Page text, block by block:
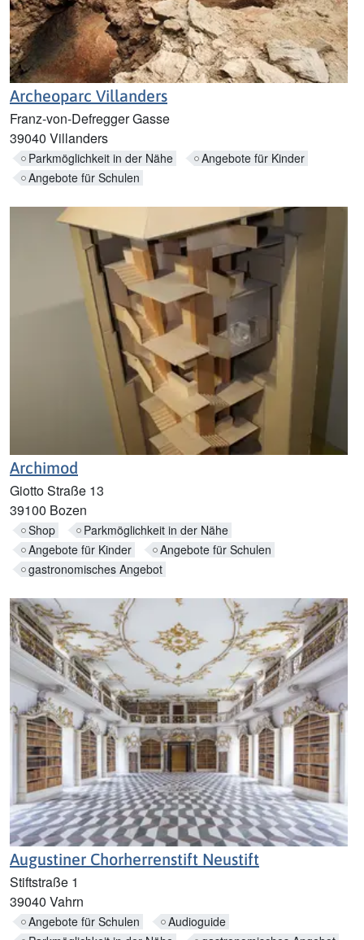
Archeoparc Villanders
Franz-von-Defregger Gasse
39040 Villanders
Parkmöglichkeit in der Nähe
Angebote für Kinder
Angebote für Schulen
Archimod
Giotto Straße 13
39100 Bozen
Shop
Parkmöglichkeit in der Nähe
Angebote für Kinder
Angebote für Schulen
gastronomisches Angebot
Augustiner Chorherrenstift Neustift
Stiftstraße 1
39040 Vahrn
Angebote für Schulen
Audioguide